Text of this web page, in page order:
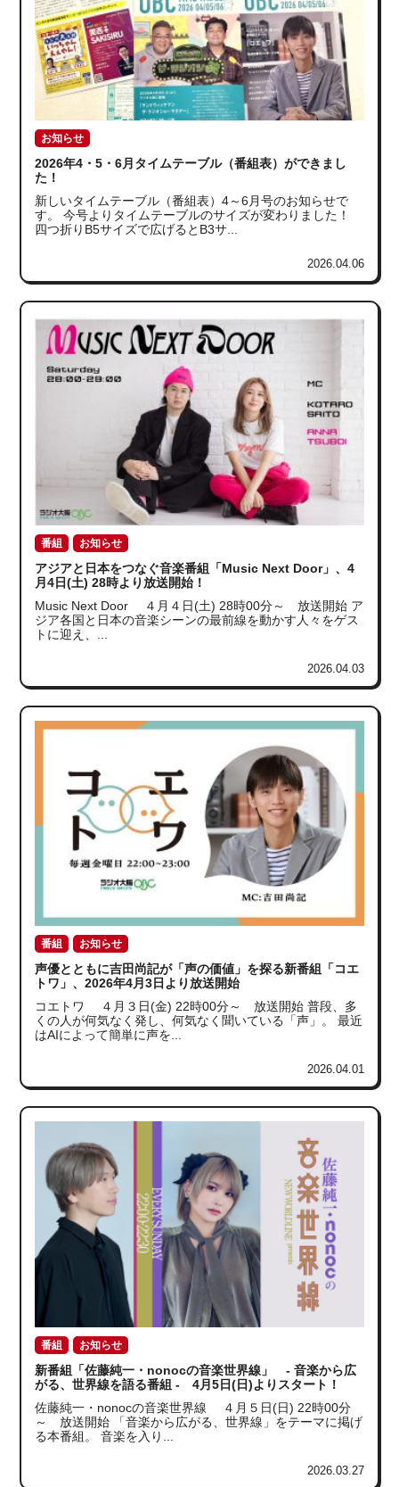
お知らせ
2026年4・5・6月タイムテーブル（番組表）ができまし
た！
新しいタイムテーブル（番組表）4～6月号のお知らせで
す。 今号よりタイムテーブルのサイズが変わりました！
四つ折りB5サイズで広げるとB3サ...
2026.04.06
番組 お知らせ
アジアと日本をつなぐ音楽番組「Music Next Door」、4
月4日(土) 28時より放送開始！
Music Next Door ４月４日(土) 28時00分～ 放送開始 ア
ジア各国と日本の音楽シーンの最前線を動かす人々をゲス
トに迎え、...
2026.04.03
番組 お知らせ
声優とともに吉田尚記が「声の価値」を探る新番組「コエ
トワ」、2026年4月3日より放送開始
コエトワ ４月３日(金) 22時00分～ 放送開始 普段、多
くの人が何気なく発し、何気なく聞いている「声」。 最近
はAIによって簡単に声を...
2026.04.01
番組 お知らせ
新番組「佐藤純一・nonocの音楽世界線」 - 音楽から広
がる、世界線を語る番組 - 4月5日(日)よりスタート！
佐藤純一・nonocの音楽世界線 ４月５日(日) 22時00分
～ 放送開始 「音楽から広がる、世界線」をテーマに掲げ
る本番組。 音楽を入り...
2026.03.27